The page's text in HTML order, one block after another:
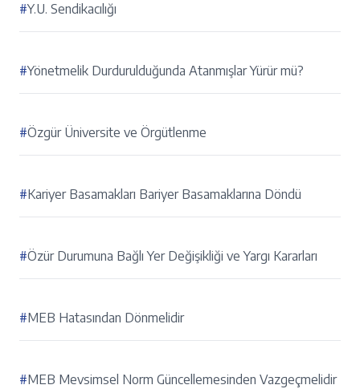
#Y.U. Sendikacılığı
#Yönetmelik Durdurulduğunda Atanmışlar Yürür mü?
#Özgür Üniversite ve Örgütlenme
#Kariyer Basamakları Bariyer Basamaklarına Döndü
#Özür Durumuna Bağlı Yer Değişikliği ve Yargı Kararları
#MEB Hatasından Dönmelidir
#MEB Mevsimsel Norm Güncellemesinden Vazgeçmelidir